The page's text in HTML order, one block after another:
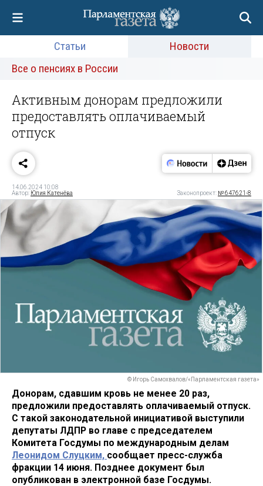
Статьи
Новости
Все о пенсиях в России
Активным донорам предложили
предоставлять оплачиваемый
отпуск
14.06.2024 10:08
Автор: Юлия Катенёва Законопроект: № 647621-8
© Игорь Самохвалов/«Парламентская газета»
Донорам, сдавшим кровь не менее 20 раз,
предложили предоставлять оплачиваемый отпуск.
С такой законодательной инициативой выступили
депутаты ЛДПР во главе с председателем
Комитета Госдумы по международным делам
Леонидом Слуцким, сообщает пресс-служба
фракции 14 июня. Позднее документ был
опубликован в электронной базе Госдумы.